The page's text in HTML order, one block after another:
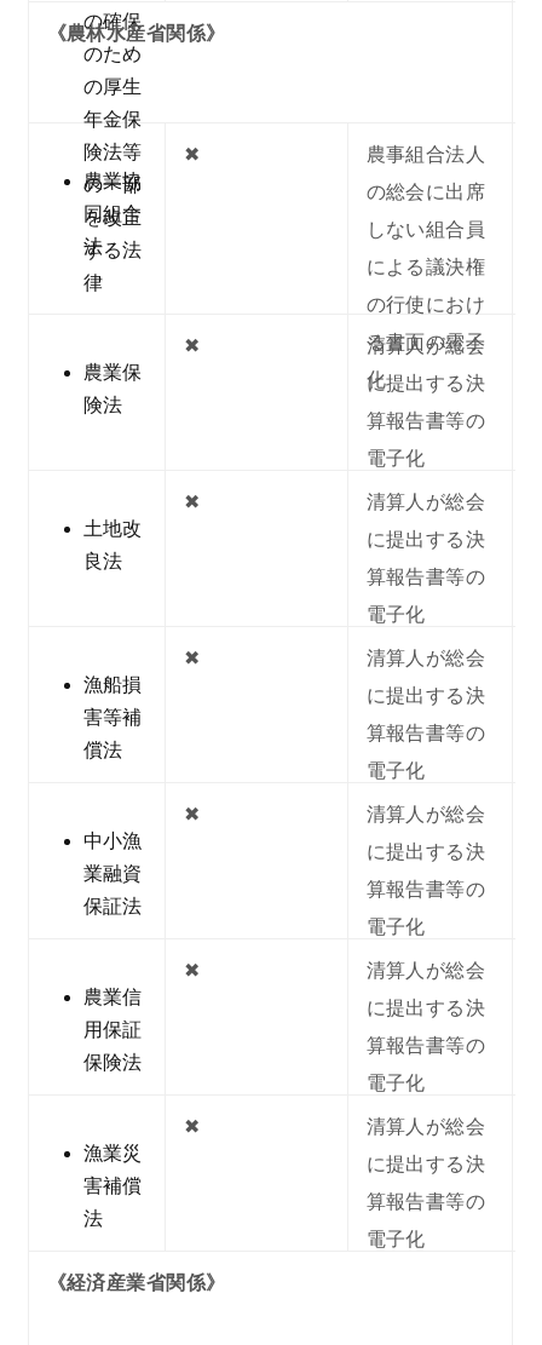
の確保
のため
の厚生
年金保
険法等
の一部
を改正
する法
律
《農林水産省関係》
農業協
同組合
法
✖︎
農事組合法人
の総会に出席
しない組合員
による議決権
の行使におけ
る書面の電子
化
農業保
険法
✖︎
清算人が総会
に提出する決
算報告書等の
電子化
土地改
良法
✖︎
清算人が総会
に提出する決
算報告書等の
電子化
漁船損
害等補
償法
✖︎
清算人が総会
に提出する決
算報告書等の
電子化
中小漁
業融資
保証法
✖︎
清算人が総会
に提出する決
算報告書等の
電子化
農業信
用保証
保険法
✖︎
清算人が総会
に提出する決
算報告書等の
電子化
漁業災
害補償
法
✖︎
清算人が総会
に提出する決
算報告書等の
電子化
《経済産業省関係》